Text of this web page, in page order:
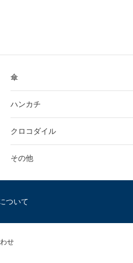
傘
ハンカチ
クロコダイル
その他
ついて
せ